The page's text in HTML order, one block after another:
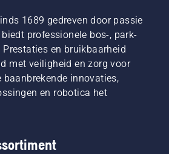
1689 gedreven door passie
professionele bos-, park-
en bruikbaarheid
met veiligheid en zorg voor
innovaties,
en robotica het